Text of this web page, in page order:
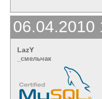
06.04.2010
LazY
_cмельчак